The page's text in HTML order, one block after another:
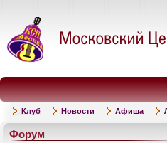
Клуб Новости Афиша
Форум